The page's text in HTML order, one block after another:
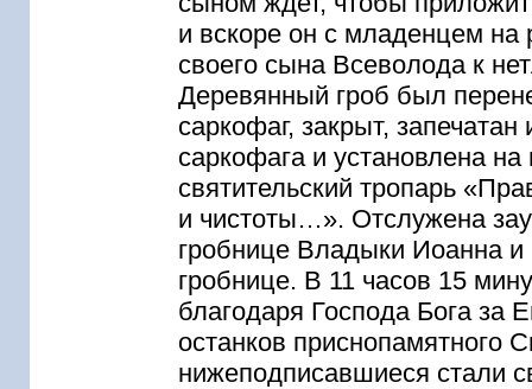
и вскоре он с младенцем на
своего сына Всеволода к
Деревянный гроб был
саркофаг, закрыт,
саркофага и установлена
святительский тропарь
и чистоты…». Отслужена
гробнице Владыки Иоанна
гробнице. В 11 часов 15
благодаря Господа Бога за
останков приснопамятного
нижеподписавшиеся стали